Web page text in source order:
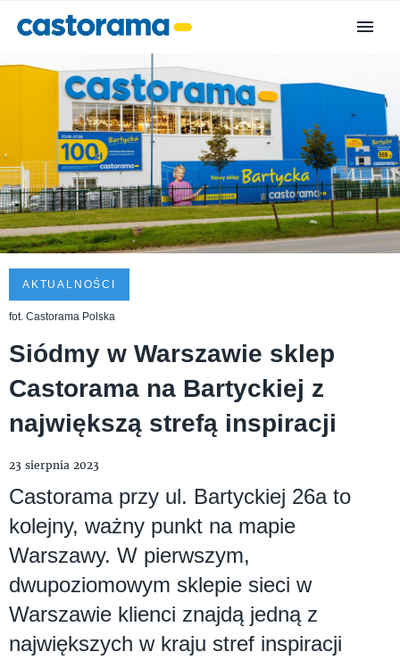
AKTUALNOŚCI
fot. Castorama Polska
Siódmy w Warszawie sklep
Castorama na Bartyckiej z
największą strefą inspiracji
23 sierpnia 2023
Castorama przy ul. Bartyckiej 26a to
kolejny, ważny punkt na mapie
Warszawy. W pierwszym,
dwupoziomowym sklepie sieci w
Warszawie klienci znajdą jedną z
największych w kraju stref inspiracji